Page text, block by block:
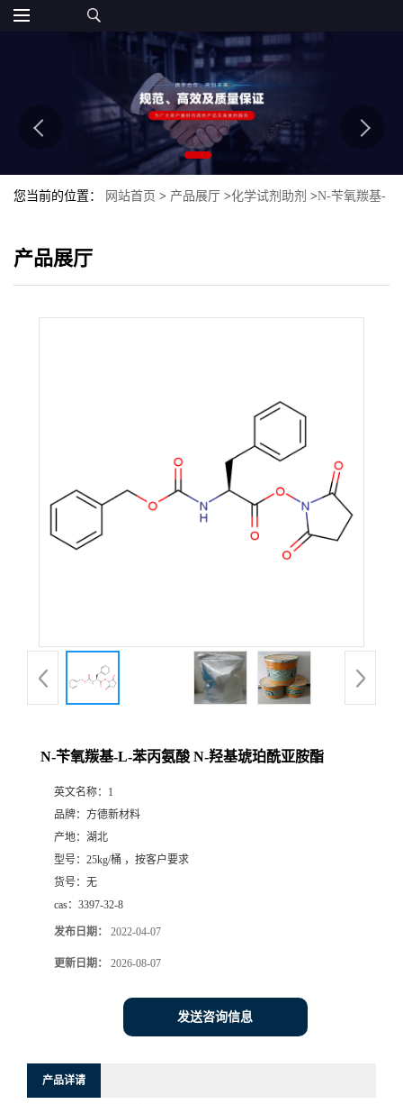
您当前的位置： 网站首页 > 产品展厅 >化学试剂助剂 >N-苄氧羰基-
产品展厅
N-苄氧羰基-L-苯丙氨酸 N-羟基琥珀酰亚胺酯
英文名称： 1
品牌： 方德新材料
产地： 湖北
型号： 25kg/桶 ，按客户要求
货号： 无
cas： 3397-32-8
发布日期： 2022-04-07
更新日期： 2026-08-07
发送咨询信息
产品详请